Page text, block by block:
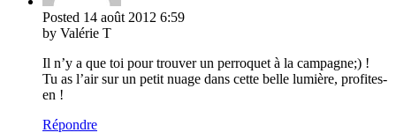
Posted 14 août 2012 6:59
by Valérie T
Il n’y a que toi pour trouver un perroquet à la campagne;) !
Tu as l’air sur un petit nuage dans cette belle lumière, profites-
en !
Répondre